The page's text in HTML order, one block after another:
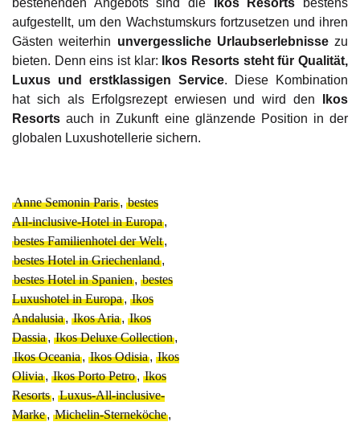
bestehenden Angebots sind die
Ikos Resorts bestens
aufgestellt, um den Wachstumskurs fortzusetzen und ihren
Gästen weiterhin unvergessliche Urlaubserlebnissezu
bieten. Denn eins ist klar:
Ikos Resorts steht für Qualität,
Luxus und erstklassigen Service. Diese Kombination
hat sich als Erfolgsrezept erwiesen und wird den
Ikos
Resorts auch in Zukunft eine glänzende Position in der
globalen Luxushotellerie sichern.
Anne Semonin Paris, bestes
All-inclusive-Hotel in Europa,
bestes Familienhotel der Welt,
bestes Hotel in Griechenland,
bestes Hotel in Spanien, bestes
Luxushotel in Europa, Ikos
Andalusia, Ikos Aria, Ikos
Dassia, Ikos Deluxe Collection,
Ikos Oceania, Ikos Odisia, Ikos
Olivia, Ikos Porto Petro, Ikos
Resorts, Luxus-All-inclusive-
Marke, Michelin-Sterneköche,